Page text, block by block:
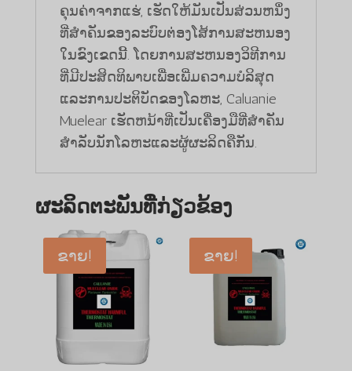
ຄຸນຄ່າຈາກແຮ່, ເຮັດໃຫ້ມັນເປັນສ່ວນຫນຶ່ງ
ທີ່ສໍາຄັນຂອງລະບົບຕ່ອງໂສ້ການສະຫນອງ
ໃນຂົງເຂດນີ້. ໂດຍການສະຫນອງວິທີການ
ທີ່ມີປະສິດທິພາບເພື່ອເພີ່ມຄວາມບໍລິສຸດ
ແລະການປະຕິບັດຂອງໂລຫະ, Caluanie
Muelear ເຮັດຫນ້າທີ່ເປັນເຄື່ອງມືທີ່ສໍາຄັນ
ສໍາລັບນັກໂລຫະແລະຜູ້ຜະລິດຄືກັນ.
ຜະລິດຕະພັນທີ່ກ່ຽວຂ້ອງ
ຂາຍ! ຂາຍ!